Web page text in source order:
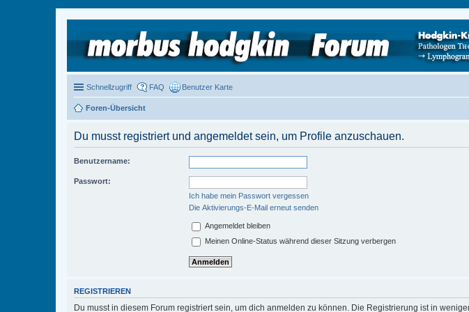
Schnellzugriff FAQ Benutzer Karte
Foren-Übersicht
Du musst registriert und angemeldet sein, um Profile anzuschauen.
Benutzername:
Passwort:
Ich habe mein Passwort vergessen
Die Aktivierungs-E-Mail erneut senden
Angemeldet bleiben
Meinen Online-Status während dieser Sitzung verbergen
REGISTRIEREN
Du musst in diesem Forum registriert sein, um dich anmelden zu können. Die Registrierung ist in